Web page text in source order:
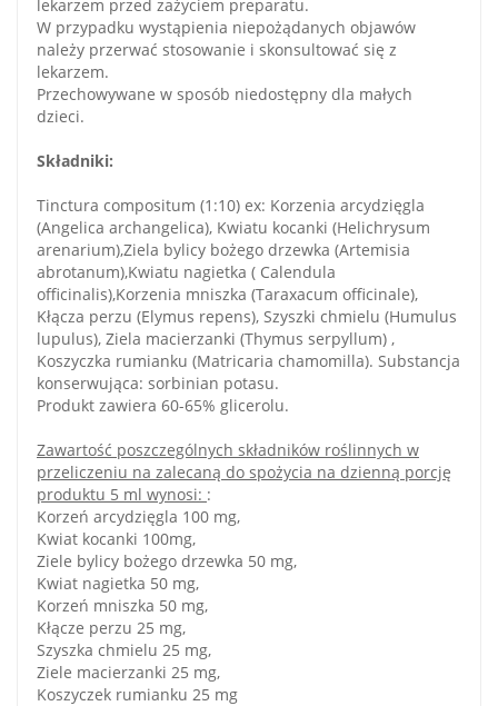
lekarzem przed zażyciem preparatu.
W przypadku wystąpienia niepożądanych objawów
należy przerwać stosowanie i skonsultować się z
lekarzem.
Przechowywane w sposób niedostępny dla małych
dzieci.
Składniki:
Tinctura compositum (1:10) ex: Korzenia arcydzięgla
(Angelica archangelica), Kwiatu kocanki (Helichrysum
arenarium),Ziela bylicy bożego drzewka (Artemisia
abrotanum),Kwiatu nagietka ( Calendula
officinalis),Korzenia mniszka (Taraxacum officinale),
Kłącza perzu (Elymus repens), Szyszki chmielu (Humulus
lupulus), Ziela macierzanki (Thymus serpyllum) ,
Koszyczka rumianku (Matricaria chamomilla). Substancja
konserwująca: sorbinian potasu.
Produkt zawiera 60-65% glicerolu.
Zawartość poszczególnych składników roślinnych w
przeliczeniu na zalecaną do spożycia na dzienną porcję
produktu 5 ml wynosi: :
Korzeń arcydzięgla 100 mg,
Kwiat kocanki 100mg,
Ziele bylicy bożego drzewka 50 mg,
Kwiat nagietka 50 mg,
Korzeń mniszka 50 mg,
Kłącze perzu 25 mg,
Szyszka chmielu 25 mg,
Ziele macierzanki 25 mg,
Koszyczek rumianku 25 mg